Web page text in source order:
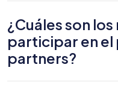
¿Cuáles son
participar en
partners?